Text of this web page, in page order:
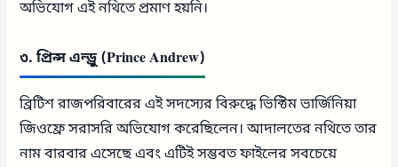
অভিযোগ এই নথিতে প্রমাণ হয়নি।
৩. প্রিন্স এন্ড্রু (Prince Andrew)
ব্রিটিশ রাজপরিবারের এই সদস্যের বিরুদ্ধে ভিক্টিম ভার্জিনিয়া
জিওফ্রে সরাসরি অভিযোগ করেছিলেন। আদালতের নথিতে তার
নাম বারবার এসেছে এবং এটিই সম্ভবত ফাইলের সবচেয়ে